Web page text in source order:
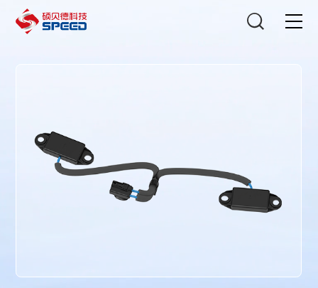
解决方案
创新与技术
关于我们
选择语言 在线咨询